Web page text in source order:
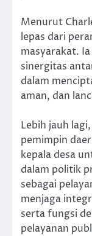
Menurut
lepas dari
masyarakat.
sinergitas
dalam
aman, dan
Lebih jauh
pemimpin
kepala desa
dalam politik
sebagai
menjaga
serta fungsi
pelayanan